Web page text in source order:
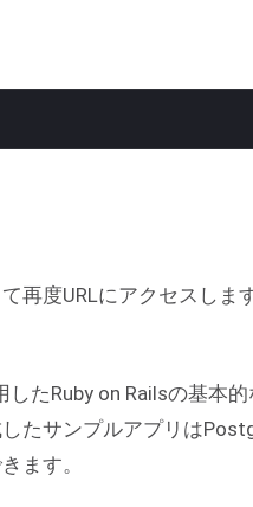
再度URLにアクセスし
したRuby on Railsの基本
たサンプルアプリは
ます。